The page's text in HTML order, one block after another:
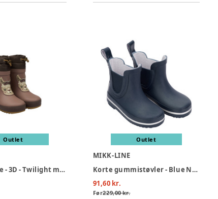
Outlet
Termostøvle - 3D - Twilight mauve
Outlet
MIKK-LINE
Korte gummistøvler - Blue Nights
91,60 kr.
Før229,00 kr.